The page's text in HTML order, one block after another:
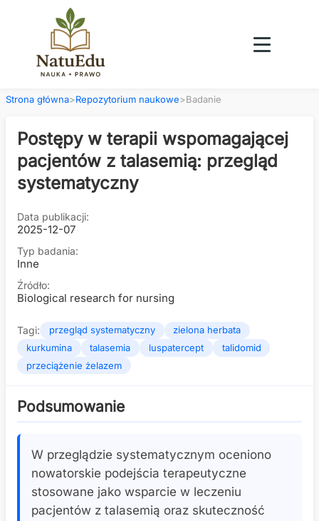
Strona główna>Repozytorium naukowe>Badanie
Postępy w terapii wspomagającej
pacjentów z talasemią: przegląd
systematyczny
Data publikacji:
2025-12-07
Typ badania:
Inne
Źródło:
Biological research for nursing
Tagi: przegląd systematyczny
zielona herbata
kurkumina
talasemia luspatercept
talidomid
przeciążenie żelazem
Podsumowanie
W przeglądzie systematycznym oceniono
nowatorskie podejścia terapeutyczne
stosowane jako wsparcie w leczeniu
pacjentów z talasemią oraz skuteczność